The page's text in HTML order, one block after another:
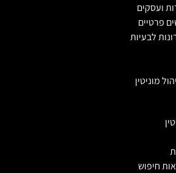
ועסקים
פרטיים
לבעיות
מוניטין
חיפוש